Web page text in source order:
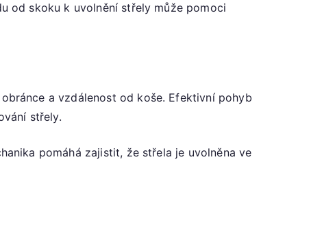
od skoku k uvolnění střely může pomoci
a vzdálenost od koše. Efektivní pohyb
střely.
pomáhá zajistit, že střela je uvolněna ve